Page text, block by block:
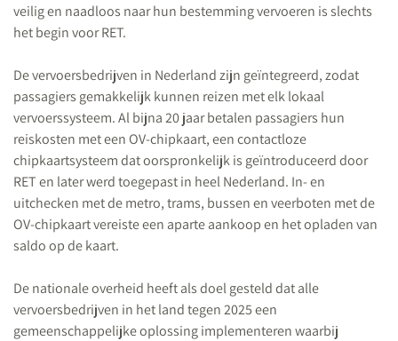
veilig en naadloos naar hun bestemming vervoeren is slechts
het begin voor RET.
De vervoersbedrijven in Nederland zijn geïntegreerd, zodat
passagiers gemakkelijk kunnen reizen met elk lokaal
vervoerssysteem. Al bijna 20 jaar betalen passagiers hun
reiskosten met een OV-chipkaart, een contactloze
chipkaartsysteem dat oorspronkelijk is geïntroduceerd door
RET en later werd toegepast in heel Nederland. In- en
uitchecken met de metro, trams, bussen en veerboten met de
OV-chipkaart vereiste een aparte aankoop en het opladen van
saldo op de kaart.
De nationale overheid heeft als doel gesteld dat alle
vervoersbedrijven in het land tegen 2025 een
gemeenschappelijke oplossing implementeren waarbij